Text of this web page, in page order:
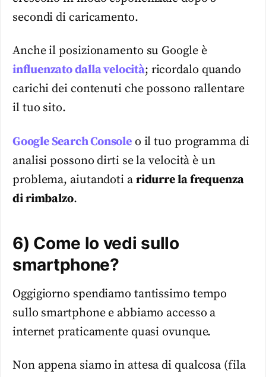
secondi di caricamento.
Anche il posizionamento su Google è
influenzato dalla velocità; ricordalo quando
carichi dei contenuti che possono rallentare
il tuo sito.
Google Search Consoleo il tuo programma di
analisi possono dirti se la velocità è un
problema, aiutandoti a ridurre la frequenza
di rimbalzo.
6) Come lo vedi sullo
smartphone?
Oggigiorno spendiamo tantissimo tempo
sullo smartphone e abbiamo accesso a
internet praticamente quasi ovunque.
Non appena siamo in attesa di qualcosa (fila